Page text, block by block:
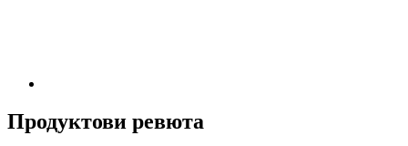
Продуктови ревюта